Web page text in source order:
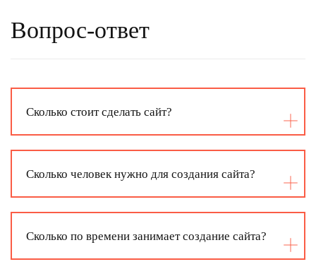
Вопрос-ответ
Сколько стоит сделать сайт?
Сколько человек нужно для создания сайта?
Сколько по времени занимает создание сайта?